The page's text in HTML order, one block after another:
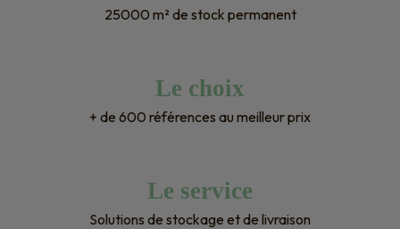
25000 m² de stock permanent
Le choix
+ de 600 références au meilleur prix
Le service
Solutions de stockage et de livraison